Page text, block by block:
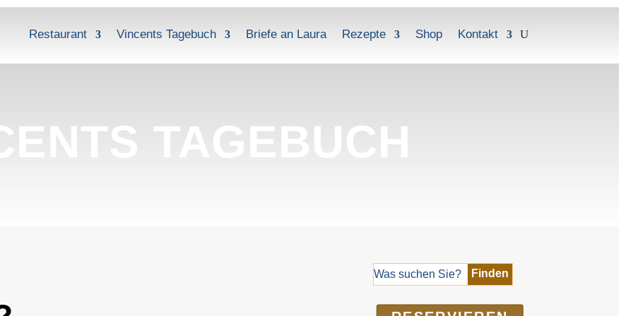
Restaurant Vincents Tagebuch Briefe an Laura Rezepte Shop Kontakt
TAGEBUCH